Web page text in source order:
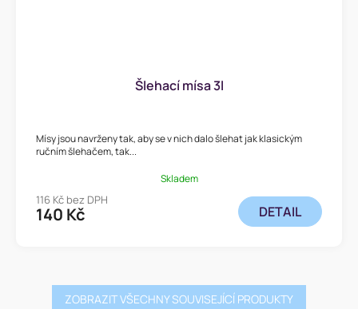
Šlehací mísa 3l
Mísy jsou navrženy tak, aby se v nich dalo šlehat jak klasickým
ručním šlehačem, tak...
Skladem
116 Kč bez DPH
140 Kč DETAIL
ZOBRAZIT VŠECHNY SOUVISEJÍCÍ PRODUKTY